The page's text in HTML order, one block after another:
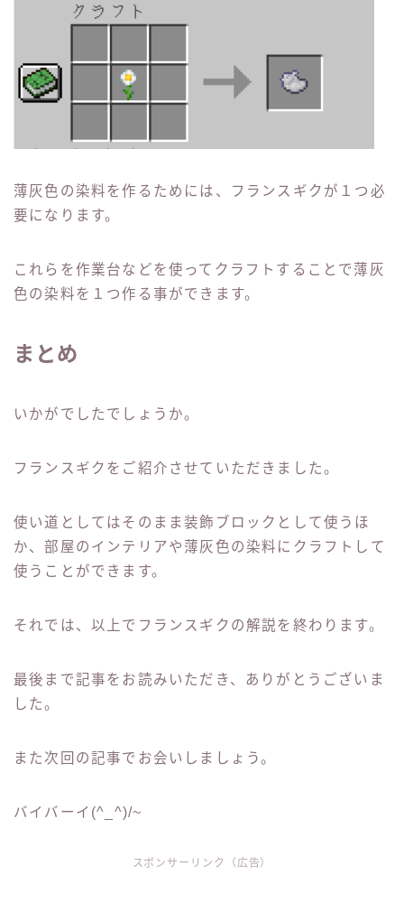
薄灰色の染料を作るためには、フランスギクが１つ必
要になります。
これらを作業台などを使ってクラフトすることで薄灰
色の染料を１つ作る事ができます。
まとめ
いかがでしたでしょうか。
フランスギクをご紹介させていただきました。
使い道としてはそのまま装飾ブロックとして使うほ
か、部屋のインテリアや薄灰色の染料にクラフトして
使うことができます。
それでは、以上でフランスギクの解説を終わります。
最後まで記事をお読みいただき、ありがとうございま
した。
また次回の記事でお会いしましょう。
バイバーイ(^_^)/~
スポンサーリンク（広告）